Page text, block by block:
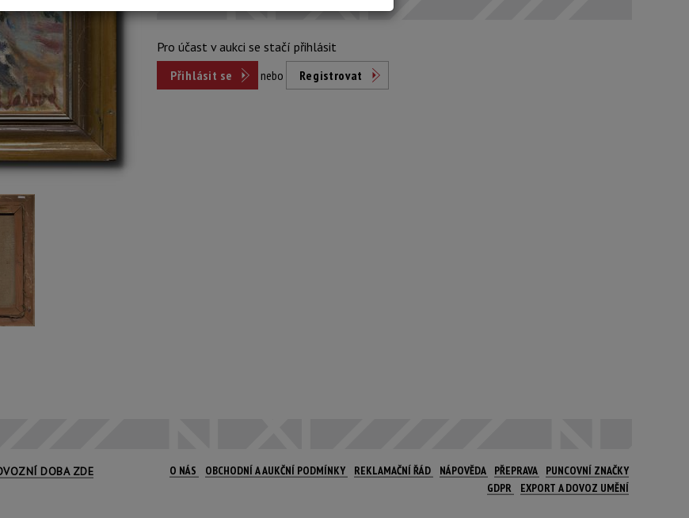
Pro účast v aukci se stačí přihlásit
Přihlásit se
nebo Registrovat
DOBA ZDE O NÁS OBCHODNÍ A AUKČNÍ PODMÍNKY REKLAMAČNÍ ŘÁD NÁPOVĚDA PŘEPRAVA
PUNCOVNÍ ZNAČKY
GDPR
EXPORT A DOVOZ UMĚNÍ